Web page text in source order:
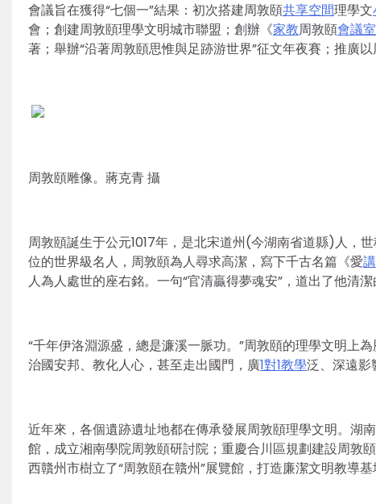
會議旨在獲得“七個一”結果：初次搭建周敦頤共享空間理學文
會；創建周敦頤理學文明城市聯盟；創辦《家教周敦頤會議
著；舉辦“沿著周敦頤思惟與足跡游世界”征文年夜賽；推廣
周敦頤雕像。蔣克青 攝
周敦頤誕生于公元1017年，是北宋道州(今湖南省道縣)人，
位的世界級名人，周敦頤為人尋求高潔，寫下千古名篇《愛
人為人處世的座右銘。一句“官清贏得夢魂安”，道出了他清
“千年伊洛淵源盛，總是濂溪一脈功。”周敦頤的理學文明上
治國安邦、教化人心，甚至走出國門，廣1對1教學泛、深遠影
近年來，各個遺跡遺址地都在傳承發展周敦頤理學文明。湖
館，成立湘南學院周敦頤研討院；重慶合川區規劃建設周敦
西贛州市樹立了“周敦頤在贛州”展覽館，打造廉潔文明教導